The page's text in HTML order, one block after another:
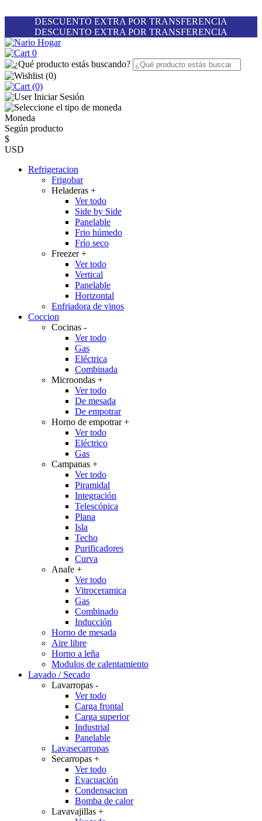
DESCUENTO EXTRA POR TRANSFERENCIA
DESCUENTO EXTRA POR TRANSFERENCIA
0
(0)
(0)
Iniciar Sesión
Moneda
Según producto
$
USD
Refrigeracion
Frigobar
Heladeras +
Ver todo
Side by Side
Panelable
Frio húmedo
Frío seco
Freezer+
Ver todo
Vertical
Panelable
Horizontal
Enfriadora de vinos
Coccion
Cocinas -
Ver todo
Gas
Eléctrica
Combinada
Microondas +
Ver todo
De mesada
De empotrar
Horno de empotrar+
Ver todo
Eléctrico
Gas
Campanas +
Ver todo
Piramidal
Integración
Telescópica
Plana
Isla
Techo
Purificadores
Curva
Anafe +
Ver todo
Vitroceramica
Gas
Combinado
Inducción
Horno de mesada
Aire libre
Horno a leña
Modulos de calentamiento
Lavado / Secado
Lavarropas -
Ver todo
Carga frontal
Carga superior
Industrial
Panelable
Lavasecarropas
Secarropas +
Ver todo
Evacuación
Condensacion
Bomba de calor
Lavavajillas +